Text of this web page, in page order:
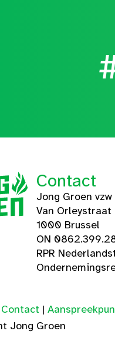
Contact
Jong Groen vzw
Van Orleystraat
1000 Brussel
ON
RPR
Contact |
Jong Groen